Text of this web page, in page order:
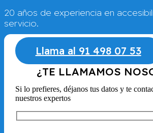
20 años de experiencia en
servicio.
Llama al 91 498 07 53
¿TE LLAMAMOS
Si lo prefieres, déjanos tus datos y te
nuestros expertos